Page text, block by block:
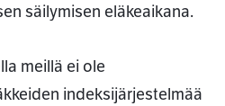
säilymisen eläkeaikana.
meillä ei ole
indeksijärjestelmää